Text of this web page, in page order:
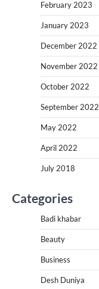
February 2023
January 2023
December 2022
November 2022
October 2022
September 2022
May 2022
April 2022
July 2018
Categories
Badi khabar
Beauty
Business
Desh Duniya